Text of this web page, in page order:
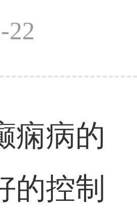
22
痫病的
的控制